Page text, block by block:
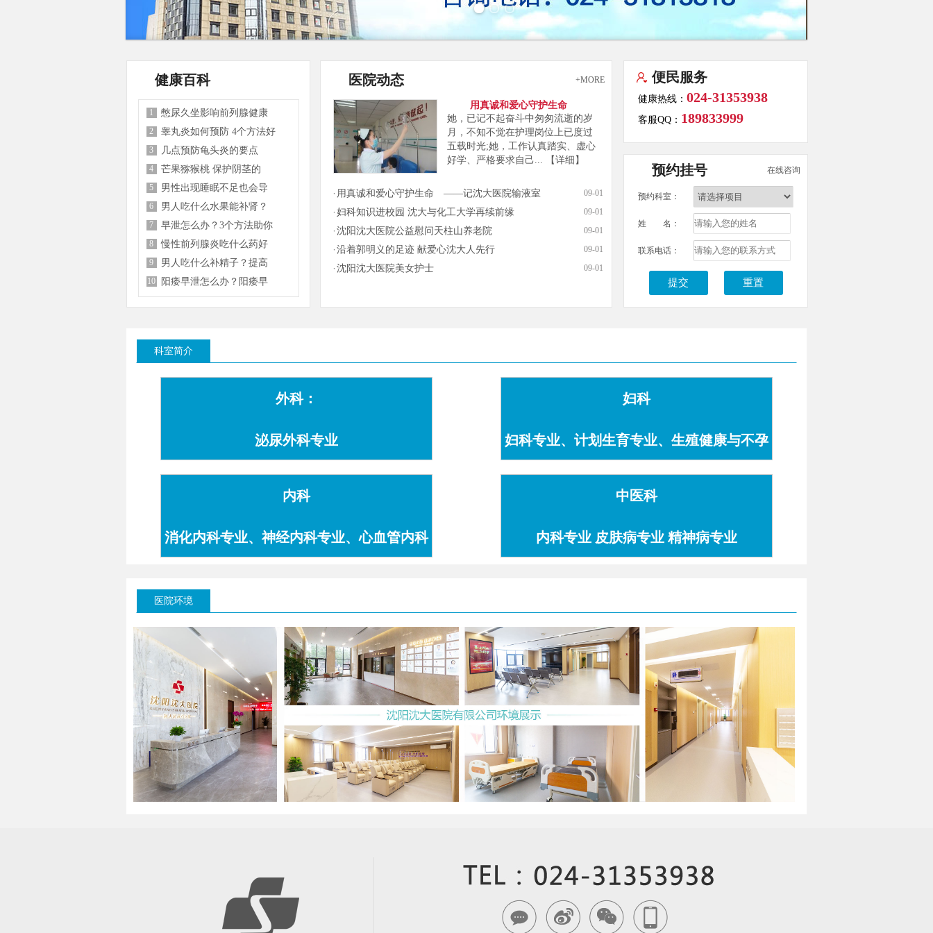
健康百科
1 憋尿久坐影响前列腺健康
2 睾丸炎如何预防 4个方法好
3 几点预防龟头炎的要点
4 芒果猕猴桃 保护阴茎的
5 男性出现睡眠不足也会导
6 男人吃什么水果能补肾？
7 早泄怎么办？3个方法助你
8 慢性前列腺炎吃什么药好
9 男人吃什么补精子？提高
10 阳痿早泄怎么办？阳痿早
医院动态 +MORE
用真诚和爱心守护生命
她，已记不起奋斗中匆匆流逝的岁
月，不知不觉在护理岗位上已度过
五载时光;她，工作认真踏实、虚心
好学、严格要求自己...
【详细】
用真诚和爱心守护生命 ——记沈大医院输液室 09-01
妇科知识进校园 沈大与化工大学再续前缘 09-01
沈阳沈大医院公益慰问天柱山养老院 09-01
沿着郭明义的足迹 献爱心沈大人先行 09-01
沈阳沈大医院美女护士 09-01
便民服务
健康热线： 024-31353938
客服QQ： 189833999
预约挂号 在线咨询
预约科室：
姓 名：
联系电话：
科室简介
外科：
泌尿外科专业
妇科
妇科专业、计划生育专业、生殖健康与不孕
内科
消化内科专业、神经内科专业、心血管内科
中医科
内科专业 皮肤病专业 精神病专业
医院环境